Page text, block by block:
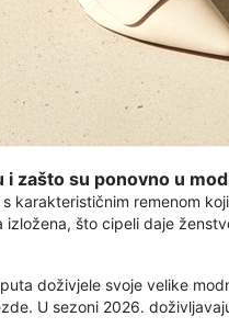
i zašto su ponovno u
karakterističnim remenom
izložena, što cipeli daje
doživjele svoje velike
U sezoni 2026.